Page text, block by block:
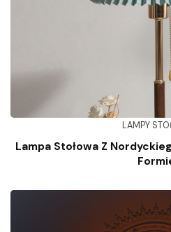
LAMPY
Lampa Stołowa Z